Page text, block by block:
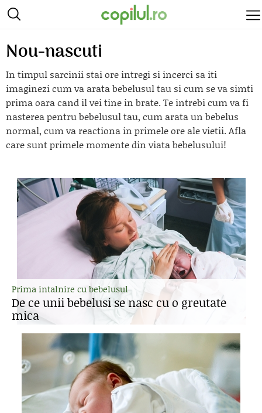
Nou-nascuti
In timpul sarcinii stai ore intregi si incerci sa iti
imaginezi cum va arata bebelusul tau si cum se va simti
prima oara cand il vei tine in brate. Te intrebi cum va fi
nasterea pentru bebelusul tau, cum arata un bebelus
normal, cum va reactiona in primele ore ale vietii. Afla
care sunt primele momente din viata bebelusului!
Prima intalnire cu bebelusul
De ce unii bebelusi se nasc cu o greutate
mica